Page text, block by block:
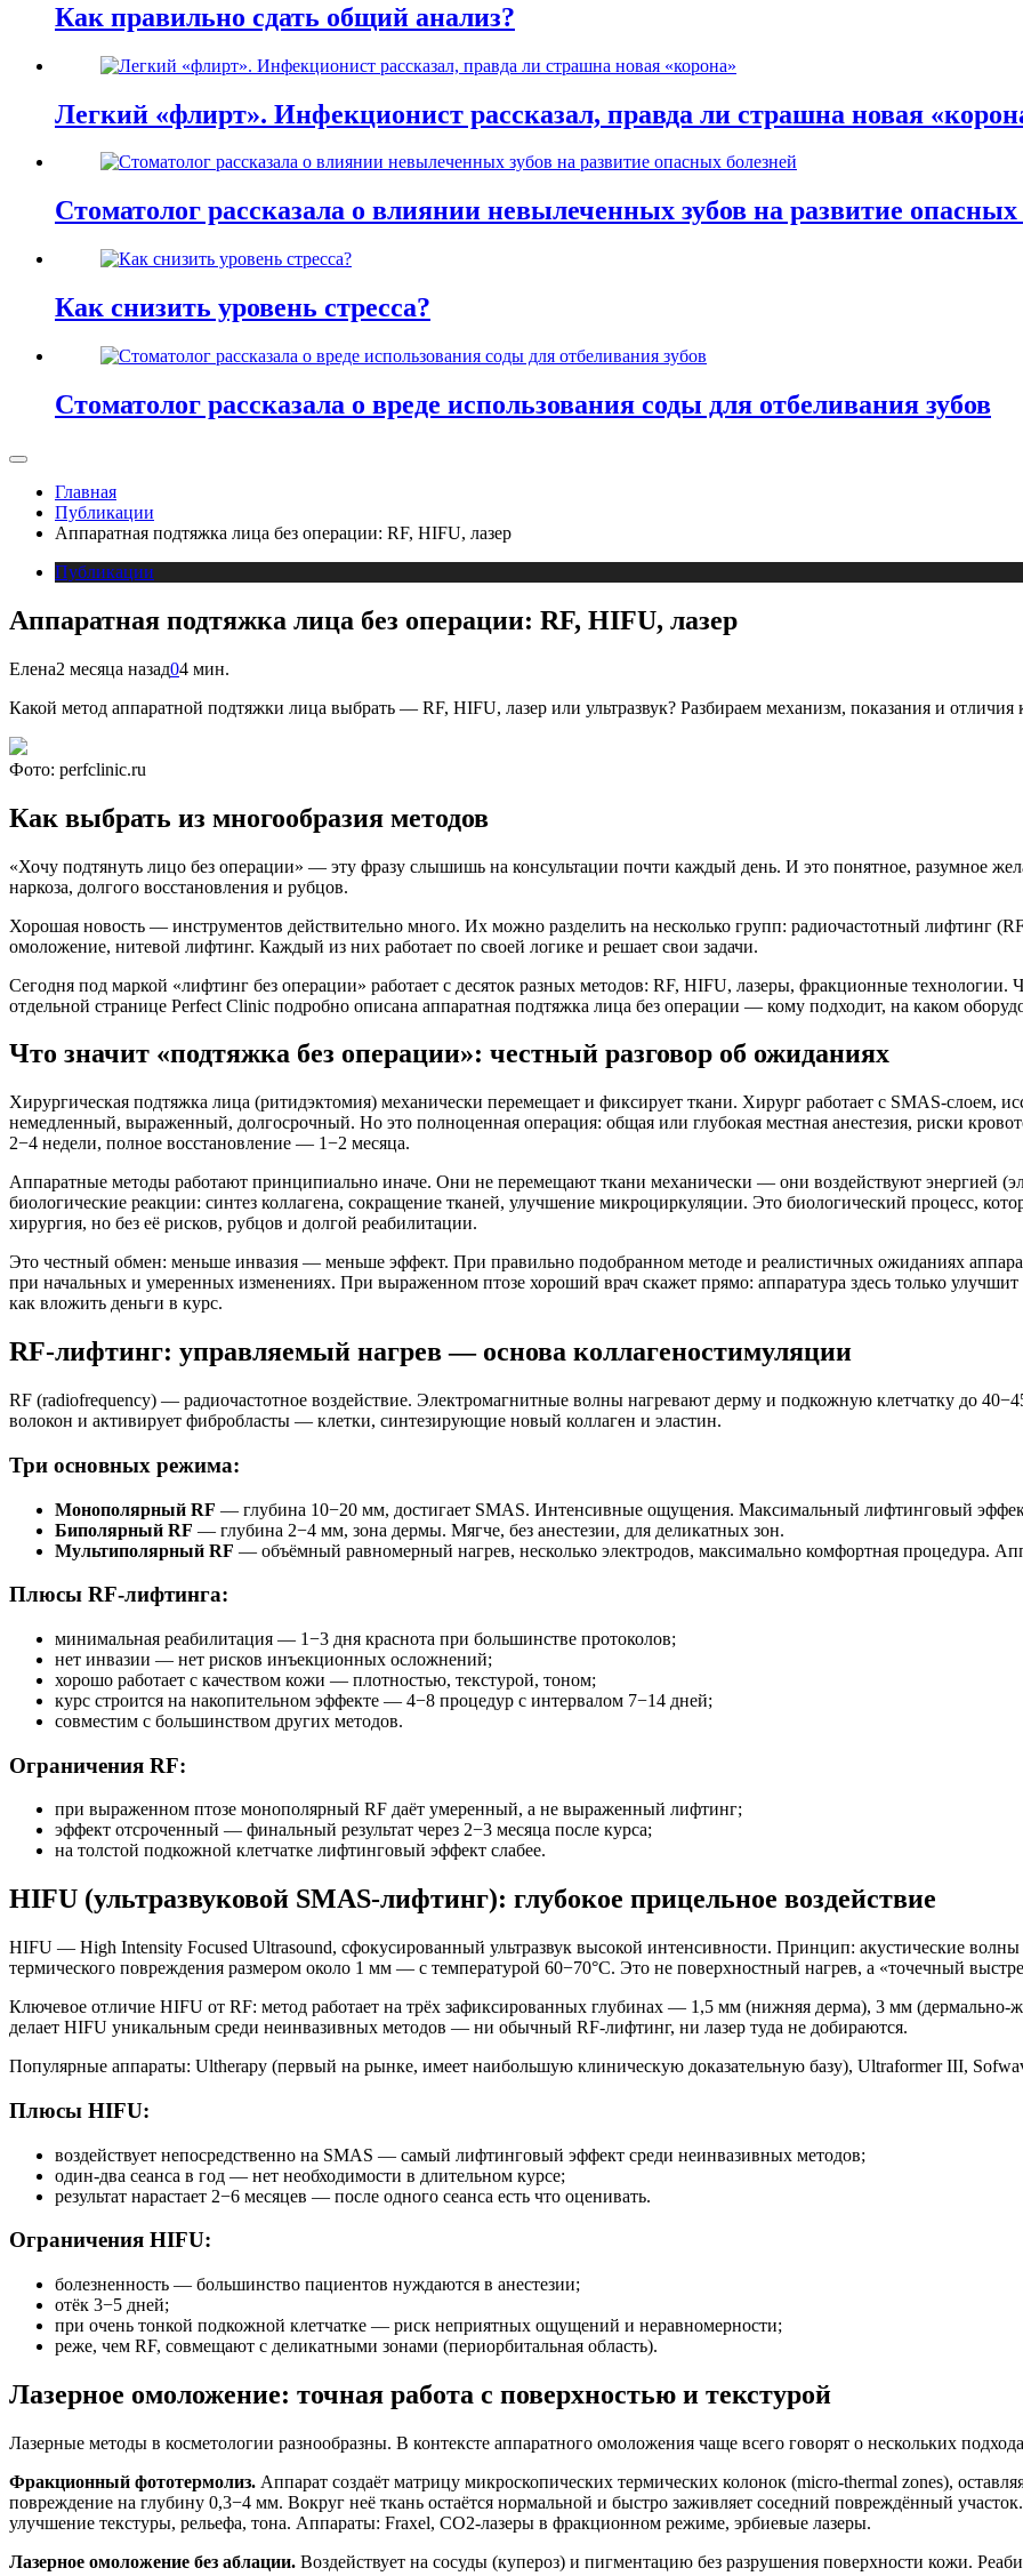
Как правильно сдать общий анализ?
Легкий «флирт». Инфекционист рассказал, правда ли страшна новая
Стоматолог рассказала о влиянии невылеченных зубов на развитие опасных
Как снизить уровень стресса?
Стоматолог рассказала о вреде использования соды для отбеливания зубов
Главная
Публикации
Аппаратная подтяжка лица без операции: RF, HIFU, лазер
Публикации
Аппаратная подтяжка лица без операции: RF, HIFU, лазер
Елена2 месяца назад04 мин.
Какой метод аппаратной подтяжки лица выбрать — RF, HIFU, лазер или ультразвук? Разбираем механизм, показания и
Фото: perfclinic.ru
Как выбрать из многообразия методов
«Хочу подтянуть лицо без операции» — эту фразу слышишь на консультации почти каждый день. И это понятное, разумное
наркоза, долгого восстановления и рубцов.
Хорошая новость — инструментов действительно много. Их можно разделить на несколько групп: радиочастотный лифтинг
омоложение, нитевой лифтинг. Каждый из них работает по своей логике и решает свои задачи.
Сегодня под маркой «лифтинг без операции» работает с десяток разных методов: RF, HIFU, лазеры, фракционные технологии.
отдельной странице Perfect Clinic подробно описана аппаратная подтяжка лица без операции — кому подходит, на каком
Что значит «подтяжка без операции»: честный разговор об ожиданиях
Хирургическая подтяжка лица (ритидэктомия) механически перемещает и фиксирует ткани. Хирург работает с SMAS-слоем,
немедленный, выраженный, долгосрочный. Но это полноценная операция: общая или глубокая местная анестезия, риски
2−4 недели, полное восстановление — 1−2 месяца.
Аппаратные методы работают принципиально иначе. Они не перемещают ткани механически — они воздействуют энергией
биологические реакции: синтез коллагена, сокращение тканей, улучшение микроциркуляции. Это биологический процесс,
хирургия, но без её рисков, рубцов и долгой реабилитации.
Это честный обмен: меньше инвазия — меньше эффект. При правильно подобранном методе и реалистичных ожиданиях
при начальных и умеренных изменениях. При выраженном птозе хороший врач скажет прямо: аппаратура здесь только
как вложить деньги в курс.
RF-лифтинг: управляемый нагрев — основа коллагеностимуляции
RF (radiofrequency) — радиочастотное воздействие. Электромагнитные волны нагревают дерму и подкожную клетчатку до
волокон и активирует фибробласты — клетки, синтезирующие новый коллаген и эластин.
Три основных режима:
Монополярный RF — глубина 10−20 мм, достигает SMAS. Интенсивные ощущения. Максимальный лифтинговый
Биполярный RF — глубина 2−4 мм, зона дермы. Мягче, без анестезии, для деликатных зон.
Мультиполярный RF — объёмный равномерный нагрев, несколько электродов, максимально комфортная процедура.
Плюсы RF-лифтинга:
минимальная реабилитация — 1−3 дня краснота при большинстве протоколов;
нет инвазии — нет рисков инъекционных осложнений;
хорошо работает с качеством кожи — плотностью, текстурой, тоном;
курс строится на накопительном эффекте — 4−8 процедур с интервалом 7−14 дней;
совместим с большинством других методов.
Ограничения RF:
при выраженном птозе монополярный RF даёт умеренный, а не выраженный лифтинг;
эффект отсроченный — финальный результат через 2−3 месяца после курса;
на толстой подкожной клетчатке лифтинговый эффект слабее.
HIFU (ультразвуковой SMAS-лифтинг): глубокое прицельное воздействие
HIFU — High Intensity Focused Ultrasound, сфокусированный ультразвук высокой интенсивности. Принцип: акустические
термического повреждения размером около 1 мм — с температурой 60−70°C. Это не поверхностный нагрев, а «точечный
Ключевое отличие HIFU от RF: метод работает на трёх зафиксированных глубинах — 1,5 мм (нижняя дерма), 3 мм
делает HIFU уникальным среди неинвазивных методов — ни обычный RF-лифтинг, ни лазер туда не добираются.
Популярные аппараты: Ultherapy (первый на рынке, имеет наибольшую клиническую доказательную базу), Ultraformer III,
Плюсы HIFU:
воздействует непосредственно на SMAS — самый лифтинговый эффект среди неинвазивных методов;
один-два сеанса в год — нет необходимости в длительном курсе;
результат нарастает 2−6 месяцев — после одного сеанса есть что оценивать.
Ограничения HIFU:
болезненность — большинство пациентов нуждаются в анестезии;
отёк 3−5 дней;
при очень тонкой подкожной клетчатке — риск неприятных ощущений и неравномерности;
реже, чем RF, совмещают с деликатными зонами (периорбитальная область).
Лазерное омоложение: точная работа с поверхностью и текстурой
Лазерные методы в косметологии разнообразны. В контексте аппаратного омоложения чаще всего говорят о нескольких
Фракционный фототермолиз. Аппарат создаёт матрицу микроскопических термических колонок (micro-thermal zones),
повреждение на глубину 0,3−4 мм. Вокруг неё ткань остаётся нормальной и быстро заживляет соседний повреждённый
улучшение текстуры, рельефа, тона. Аппараты: Fraxel, CO2-лазеры в фракционном режиме, эрбиевые лазеры.
Лазерное омоложение без аблации. Воздействует на сосуды (купероз) и пигментацию без разрушения поверхности кожи.